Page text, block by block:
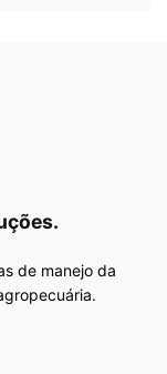
de manejo da